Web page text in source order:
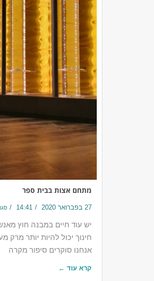
מתחם אצות בבית ספר
27 בפברואר 2020 14:41
יש עוד חיים במבנה חוץ
חינוך יכול להיות יותר מרק
אנחנו סוקרים סיפור מקרה
קרא עוד ←